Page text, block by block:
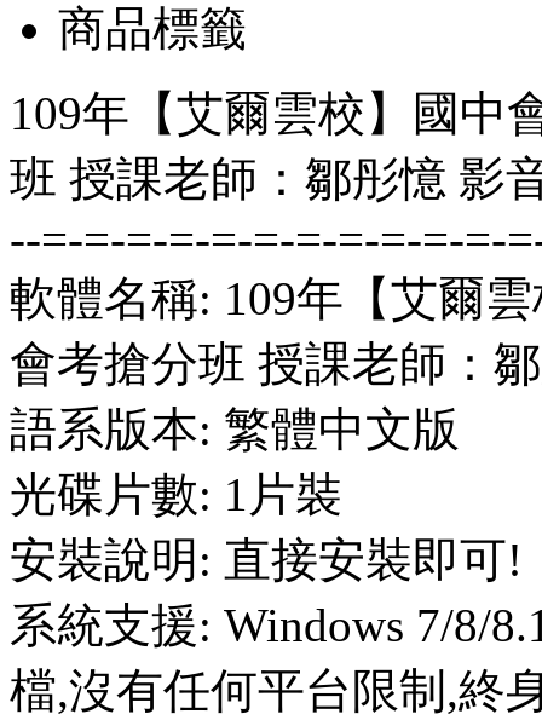
商品標籤
109年【艾爾雲校】國中
班 授課老師：鄒彤憶 影
--=-=-=-=-=-=-=-=-=-=-=-
軟體名稱: 109年【艾爾
會考搶分班 授課老師：
語系版本: 繁體中文版
光碟片數: 1片裝
安裝說明: 直接安裝即可!
系統支援: Windows 7/8/
檔,沒有任何平台限制,終